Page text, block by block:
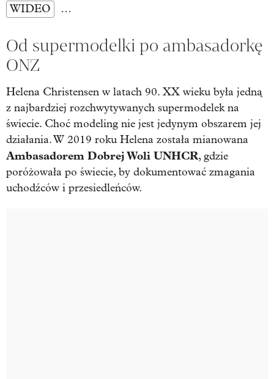
WIDEO …
Od supermodelki po ambasadorkę
ONZ
Helena Christensen w latach 90. XX wieku była jedną
z najbardziej rozchwytywanych supermodelek na
świecie. Choć modeling nie jest jedynym obszarem jej
działania. W 2019 roku Helena została mianowana
Ambasadorem Dobrej Woli UNHCR, gdzie
poróżowała po świecie, by dokumentować zmagania
uchodźców i przesiedleńców.